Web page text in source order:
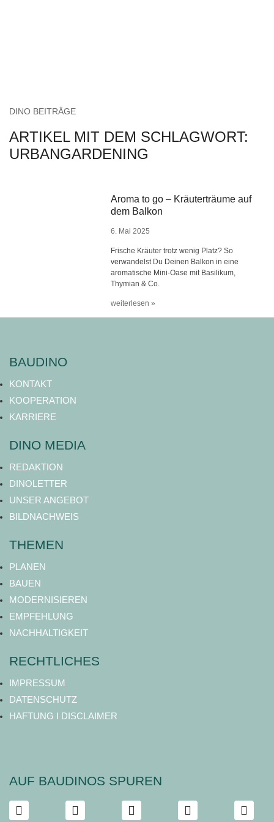
DINO BEITRÄGE
ARTIKEL MIT DEM SCHLAGWORT:
URBANGARDENING
Aroma to go – Kräuterträume auf
dem Balkon
6. Mai 2025
Frische Kräuter trotz wenig Platz? So
verwandelst Du Deinen Balkon in eine
aromatische Mini-Oase mit Basilikum,
Thymian & Co.
weiterlesen »
BAUDINO
KONTAKT
KOOPERATION
KARRIERE
DINO MEDIA
REDAKTION
DINOLETTER
UNSER ANGEBOT
BILDNACHWEIS
THEMEN
PLANEN
BAUEN
MODERNISIEREN
EMPFEHLUNG
NACHHALTIGKEIT
RECHTLICHES
IMPRESSUM
DATENSCHUTZ
HAFTUNG I DISCLAIMER
AUF BAUDINOS SPUREN